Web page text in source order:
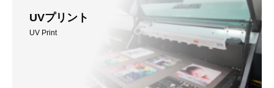
UVプリント
UV Print